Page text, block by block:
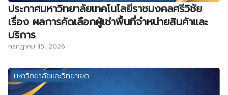
ประกาศมหาวิทยาลัยเทคโนโลยีราชมงคลศรีวิชัย
เรื่อง ผลการคัดเลือกผู้เช่าพื้นที่จำหน่ายสินค้าและ
บริการ
กรกฎาคม 15, 2026
มหาวิทยาลัยและวิทยาเขต